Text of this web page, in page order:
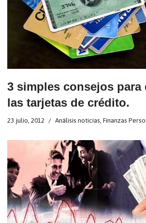
3 simples consejos para
las tarjetas de crédito.
23 julio, 2012 Análisis noticias, Finanzas